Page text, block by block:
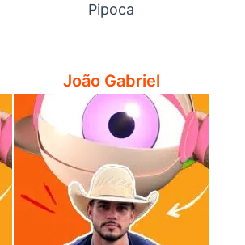
Pipoca
João Gabriel